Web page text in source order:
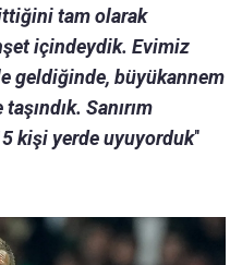
tam olarak
içindeydik. Evimiz
geldiğinde, büyükannem
Sanırım
kişi yerde uyuyorduk"